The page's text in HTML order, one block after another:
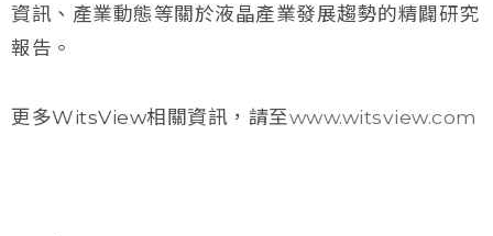
資訊、產業動態等關於液晶產業發展趨勢的精闢研究
報告。
更多WitsView相關資訊，請至www.witsview.com